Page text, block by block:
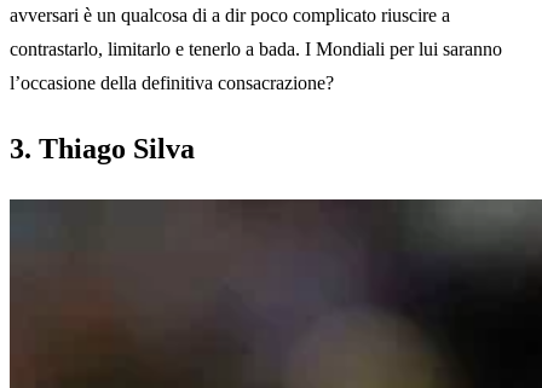
avversari è un qualcosa di a dir poco complicato riuscire a
contrastarlo, limitarlo e tenerlo a bada. I Mondiali per lui saranno
l’occasione della definitiva consacrazione?
3. Thiago Silva